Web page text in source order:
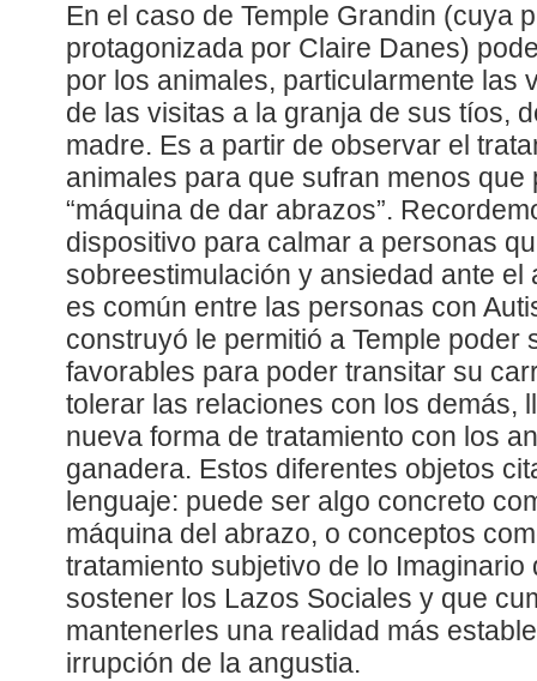
En el caso de Temple Grandin (cuya
protagonizada por Claire Danes)
por los animales, particularmente las
de las visitas a la granja de sus tíos,
madre. Es a partir de observar el
animales para que sufran menos que
“máquina de dar abrazos”.
dispositivo para calmar a personas
sobreestimulación y ansiedad ante el
es común entre las personas con
construyó le permitió a Temple poder
favorables para poder transitar su
tolerar las relaciones con los demás,
nueva forma de tratamiento con los
ganadera. Estos diferentes objetos
lenguaje: puede ser algo concreto
máquina del abrazo, o conceptos
tratamiento subjetivo de lo Imaginario
sostener los Lazos Sociales y que
mantenerles una realidad más
irrupción de la angustia.